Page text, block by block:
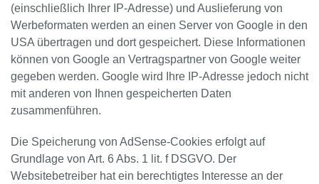
(einschließlich Ihrer IP-Adresse) und Auslieferung von
Werbeformaten werden an einen Server von Google in den
USA übertragen und dort gespeichert. Diese Informationen
können von Google an Vertragspartner von Google weiter
gegeben werden. Google wird Ihre IP-Adresse jedoch nicht
mit anderen von Ihnen gespeicherten Daten
zusammenführen.
Die Speicherung von AdSense-Cookies erfolgt auf
Grundlage von Art. 6 Abs. 1 lit. f DSGVO. Der
Websitebetreiber hat ein berechtigtes Interesse an der